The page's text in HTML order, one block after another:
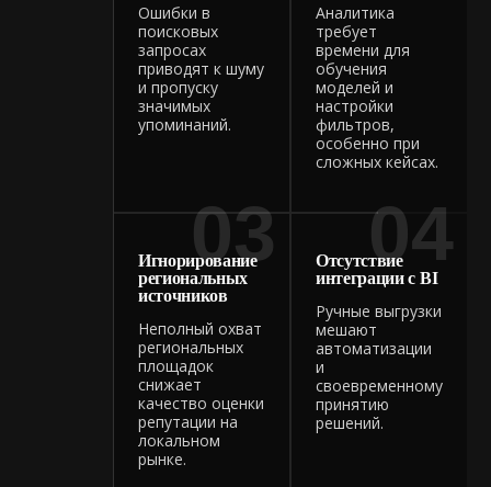
Ошибки в
поисковых
запросах
приводят к шуму
и пропуску
значимых
упоминаний.
Аналитика
требует
времени для
обучения
моделей и
настройки
фильтров,
особенно при
сложных кейсах.
03
Игнорирование
региональных
источников
Неполный охват
региональных
площадок
снижает
качество оценки
репутации на
локальном
рынке.
04
Отсутствие
интеграции с BI
Ручные выгрузки
мешают
автоматизации
и
своевременному
принятию
решений.